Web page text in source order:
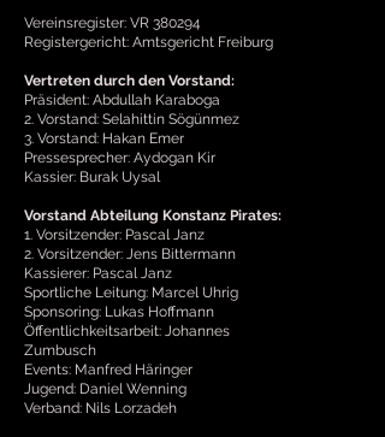
Vereinsregister: VR 380294
Registergericht: Amtsgericht Freiburg
Vertreten durch den Vorstand:
Präsident: Abdullah Karaboga
2. Vorstand: Selahittin Sögünmez
3. Vorstand: Hakan Emer
Pressesprecher: Aydogan Kir
Kassier: Burak Uysal
Vorstand Abteilung Konstanz Pirates:
1.⁠ ⁠Vorsitzender: Pascal Janz
2.⁠ ⁠Vorsitzender: Jens Bittermann
Kassierer: Pascal Janz
Sportliche Leitung: Marcel Uhrig
Sponsoring: Lukas Hoffmann
Öffentlichkeitsarbeit: Johannes
Zumbusch
Events: Manfred Häringer
Jugend: Daniel Wenning
Verband: Nils Lorzadeh